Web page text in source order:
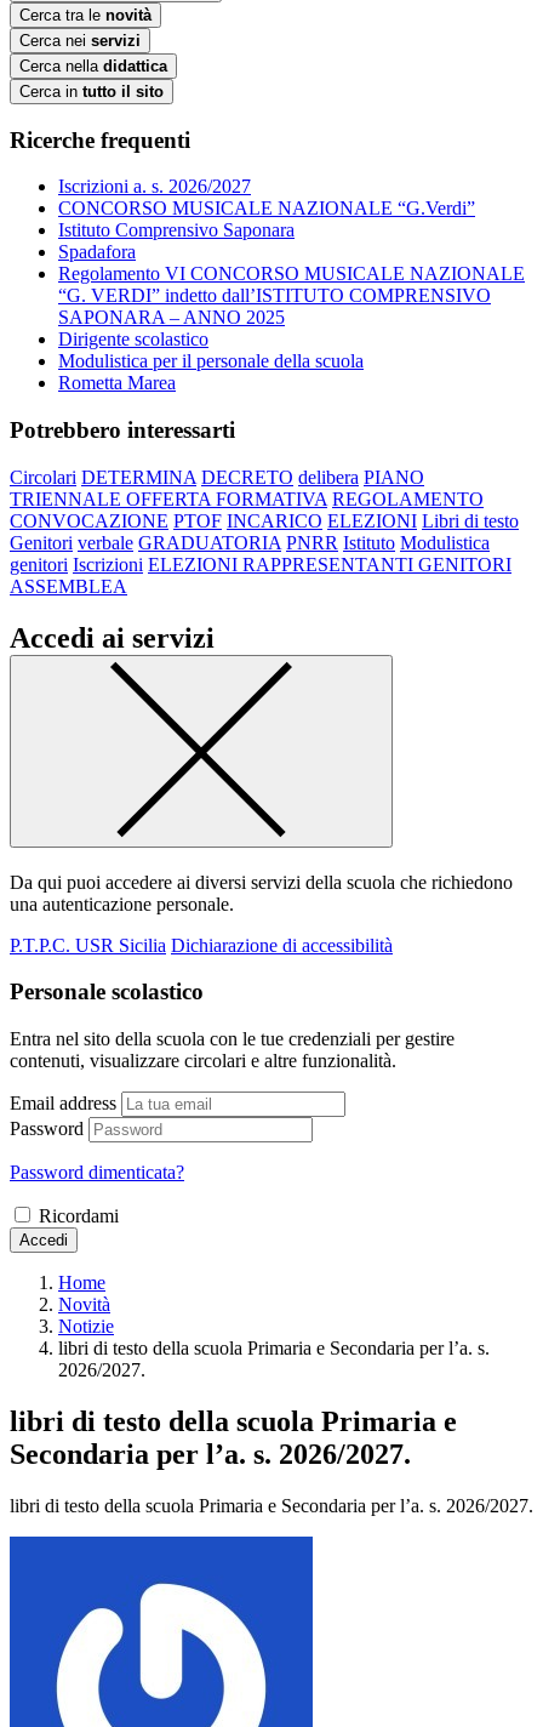
Cerca tra le novità
Cerca nei servizi
Cerca nella didattica
Cerca in tutto il sito
Ricerche frequenti
Iscrizioni a. s. 2026/2027
CONCORSO MUSICALE NAZIONALE “G.Verdi”
Istituto Comprensivo Saponara
Spadafora
Regolamento VI CONCORSO MUSICALE NAZIONALE
“G. VERDI” indetto dall’ISTITUTO COMPRENSIVO
SAPONARA – ANNO 2025
Dirigente scolastico
Modulistica per il personale della scuola
Rometta Marea
Potrebbero interessarti
Circolari DETERMINA DECRETO delibera PIANO
TRIENNALE OFFERTA FORMATIVA REGOLAMENTO
CONVOCAZIONE PTOF INCARICO ELEZIONI Libri di testo
Genitori verbale GRADUATORIA PNRR Istituto Modulistica
genitori Iscrizioni ELEZIONI RAPPRESENTANTI GENITORI
ASSEMBLEA
Accedi ai servizi
Da qui puoi accedere ai diversi servizi della scuola che richiedono
una autenticazione personale.
P.T.P.C. USR Sicilia Dichiarazione di accessibilità
Personale scolastico
Entra nel sito della scuola con le tue credenziali per gestire
contenuti, visualizzare circolari e altre funzionalità.
Email address
Password
Password dimenticata?
Ricordami
Accedi
Home
Novità
Notizie
libri di testo della scuola Primaria e Secondaria per l’a. s.
2026/2027.
libri di testo della scuola Primaria e
Secondaria per l’a. s. 2026/2027.
libri di testo della scuola Primaria e Secondaria per l’a. s. 2026/2027.